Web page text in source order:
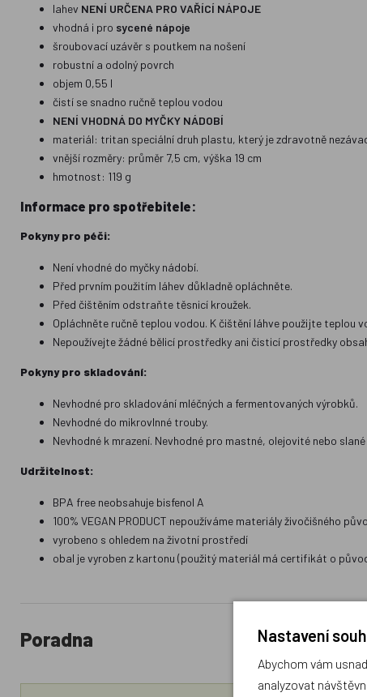
lahev NENÍ URČENA PRO VAŘÍCÍ NÁPOJE
vhodná i pro sycené nápoje
šroubovací uzávěr s poutkem na nošení
robustní a odolný povrch
objem 0,55 l
čistí se snadno ručně teplou vodou
NENÍ VHODNÁ DO MYČKY NÁDOBÍ
materiál: tritan speciální druh plastu, který je zdravotně
vnější rozměry: průměr 7,5 cm, výška 19 cm
hmotnost: 119 g
Informace pro spotřebitele:
Pokyny pro péči:
Není vhodné do myčky nádobí.
Před prvním použitím láhev důkladně opláchněte.
Před čištěním odstraňte těsnicí kroužek.
Opláchněte ručně teplou vodou. K čištění láhve použijte teplou
Nepoužívejte žádné bělicí prostředky ani čisticí prostředky
Pokyny pro skladování:
Nevhodné pro skladování mléčných a fermentovaných výrobků.
Nevhodné do mikrovlnné trouby.
Nevhodné k mrazení. Nevhodné pro mastné, olejovité nebo
Udržitelnost:
BPA free neobsahuje bisfenol A
100% VEGAN PRODUCT nepoužíváme materiály živočišného
vyrobeno s ohledem na životní prostředí
obal je vyroben z kartonu (použitý materiál má certifikát o
Poradna Nastavení
Abychom vám
analyzovat